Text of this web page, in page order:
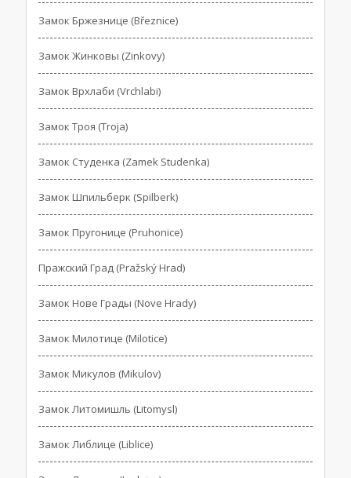
Замок Бржезнице (Březnice)
Замок Жинковы (Zinkovy)
Замок Врхлаби (Vrchlabi)
Замок Троя (Troja)
Замок Студенка (Zamek Studenka)
Замок Шпильберк (Spilberk)
Замок Пругонице (Pruhonice)
Пражский Град (Pražský Hrad)
Замок Нове Грады (Nove Hrady)
Замок Милотице (Milotice)
Замок Микулов (Mikulov)
Замок Литомишль (Litomysl)
Замок Либлице (Liblice)